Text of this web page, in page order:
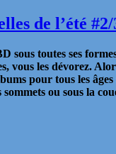
de l’été
sous toutes ses
vous les dévorez.
pour tous les
sommets ou sous la